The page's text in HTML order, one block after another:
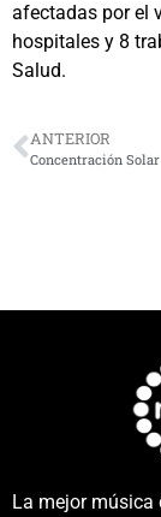
afectadas por el
hospitales y 8
Salud.
ANTERIOR
La mejor música